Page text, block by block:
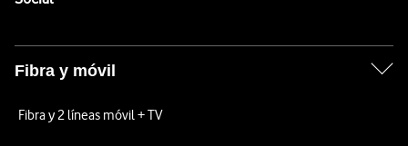
Fibra y móvil
Fibra y 2 líneas móvil + TV